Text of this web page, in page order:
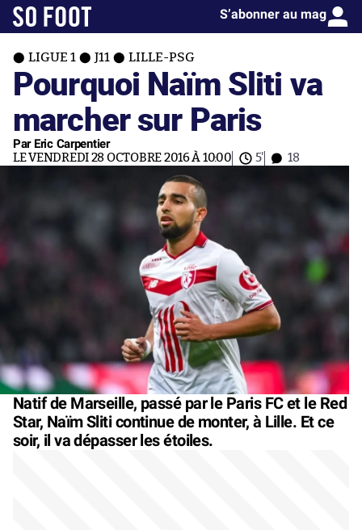
S’abonner au mag
LIGUE 1 J11 LILLE-PSG
Pourquoi Naïm Sliti va
marcher sur Paris
Par Eric Carpentier
LE VENDREDI 28 OCTOBRE 2016 À 10:00 5' 18
Natif de Marseille, passé par le Paris FC et le Red
Star, Naïm Sliti continue de monter, à Lille. Et ce
soir, il va dépasser les étoiles.